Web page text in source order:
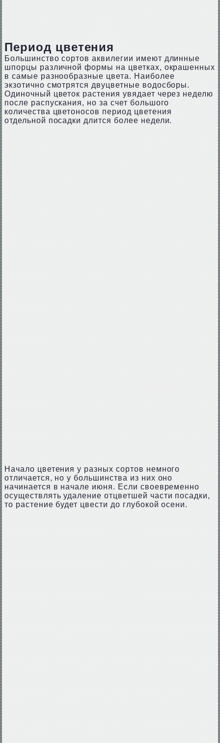
Период цветения
Большинство сортов аквилегии имеют длинные
шпорцы различной формы на цветках, окрашенных
в самые разнообразные цвета. Наиболее
экзотично смотрятся двуцветные водосборы.
Одиночный цветок растения увядает через неделю
после распускания, но за счет большого
количества цветоносов период цветения
отдельной посадки длится более недели.
Начало цветения у разных сортов немного
отличается, но у большинства из них оно
начинается в начале июня. Если своевременно
осуществлять удаление отцветшей части посадки,
то растение будет цвести до глубокой осени.